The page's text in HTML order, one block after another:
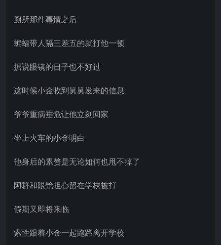
厕所那件事情之后
蝙蝠带人隔三差五的就打他一顿
据说眼镜的日子也不好过
这时候小金收到舅舅发来的信息
爷爷重病垂危让他立刻回家
坐上火车的小金明白
他身后的累赘是无论如何也甩不掉了
阿群和眼镜担心留在学校被打
假期又即将来临
索性跟着小金一起跑路离开学校